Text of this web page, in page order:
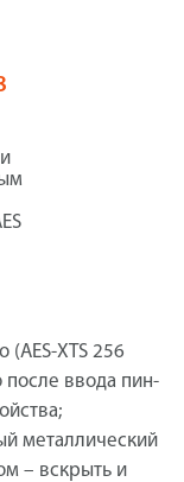
XTS 256
после ввода пин-
металлический
– вскрыть и